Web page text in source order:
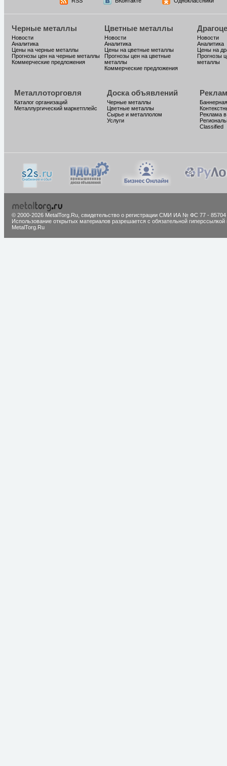
Черные металлы
Новости
Аналитика
Цены на черные металлы
Прогнозы цен на черные металлы
Коммерческие предложения
Цветные металлы
Новости
Аналитика
Цены на цветные металлы
Прогнозы цен на цветные
металлы
Коммерческие предложения
Новости
Аналитика
Цены на
Прогнозы
металлы
Металлоторговля
Каталог организаций
Металлургический маркетплейс
Доска объявлений
Черные металлы
Цветные металлы
Сырье и металлолом
Услуги
Реклама
Classified
© 2000-2026 MetalTorg.Ru, cвидетельство о регистрации СМИ ИА № ФС 77 - 85704
Использование открытых материалов разрешается с обязательной гиперссылкой
MetalTorg.Ru